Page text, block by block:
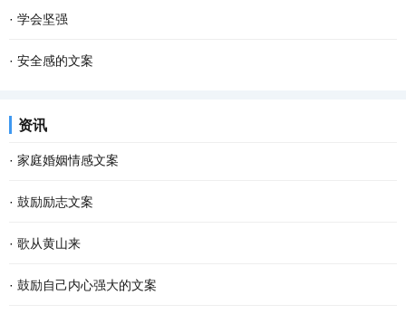
· 学会坚强
· 安全感的文案
资讯
· 家庭婚姻情感文案
· 鼓励励志文案
· 歌从黄山来
· 鼓励自己内心强大的文案